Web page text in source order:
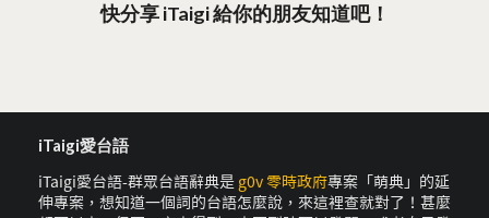
快分享 iTaigi 給你的朋友知道吧！
iTaigi愛台語
iTaigi愛台語-群眾台語辭典是 g0v 零時政府專案「萌典」的延
伸專案，想知道一個詞的台語怎麼說，來這裡查就對了！甚麼